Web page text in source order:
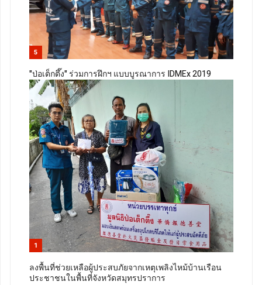
5
"ป่อเต็กตึ๊ง" ร่วมการฝึกฯ แบบบูรณาการ IDMEx 2019
1
ลงพื้นที่ช่วยเหลือผู้ประสบภัยจากเหตุเพลิงไหม้บ้านเรือน
ประชาชนในพื้นที่จังหวัดสมุทรปราการ